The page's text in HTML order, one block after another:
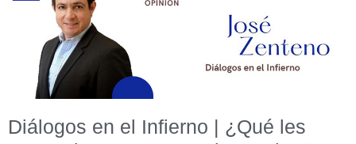
Diálogos en el Infierno | ¿Qué les